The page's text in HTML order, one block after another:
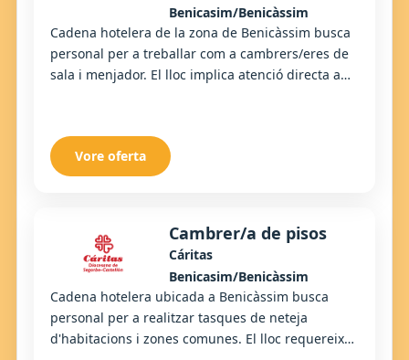
Benicasim/Benicàssim
Cadena hotelera de la zona de Benicàssim busca
personal per a treballar com a cambrers/eres de
sala i menjador. El lloc implica atenció directa a
Vore oferta
Cambrer/a de pisos
Cáritas
Benicasim/Benicàssim
Cadena hotelera ubicada a Benicàssim busca
personal per a realitzar tasques de neteja
d'habitacions i zones comunes. El lloc requereix